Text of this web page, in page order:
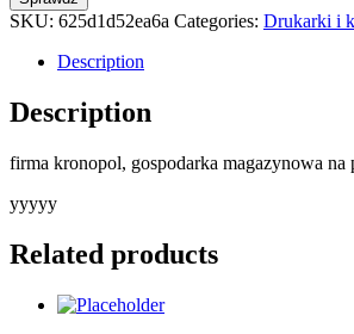
SKU: 625d1d52ea6a Categories: Drukarki i
Description
Description
firma kronopol, gospodarka magazynowa
yyyyy
Related products